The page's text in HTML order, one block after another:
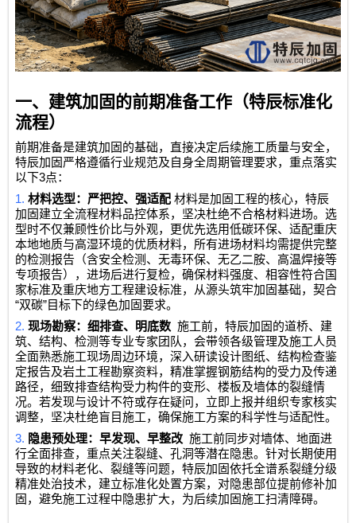
一、建筑加固的前期准备工作（特辰标准化
流程）
前期准备是建筑加固的基础，直接决定后续施工质量与安全，
特辰加固严格遵循行业规范及自身全周期管理要求，重点落实
以下3点：
1.材料选型：严把控、强适配 材料是加固工程的核心，特辰
加固建立全流程材料品控体系，坚决杜绝不合格材料进场。选
型时不仅兼顾性价比与外观，更优先选用低碳环保、适配重庆
本地地质与高湿环境的优质材料，所有进场材料均需提供完整
的检测报告（含安全检测、无毒环保、无乙二胺、高温焊接等
专项报告），进场后进行复检，确保材料强度、相容性符合国
家标准及重庆地方工程建设标准，从源头筑牢加固基础，契合
“双碳”目标下的绿色加固要求。
2.现场勘察：细排查、明底数 施工前，特辰加固的道桥、建
筑、结构、检测等专业专家团队，会带领各级管理及施工人员
全面熟悉施工现场周边环境，深入研读设计图纸、结构检查鉴
定报告及岩土工程勘察资料，精准掌握钢筋结构的受力及传递
路径，细致排查结构受力构件的变形、楼板及墙体的裂缝情
况。若发现与设计不符或存在疑问，立即上报并组织专家核实
调整，坚决杜绝盲目施工，确保施工方案的科学性与适配性。
3. 隐患预处理：早发现、早整改 施工前同步对墙体、地面进
行全面排查，重点关注裂缝、孔洞等潜在隐患。针对长期使用
导致的材料老化、裂缝等问题，特辰加固依托全谱系裂缝分级
精准处治技术，建立标准化处置方案，对隐患部位提前修补加
固，避免施工过程中隐患扩大，为后续加固施工扫清障碍。